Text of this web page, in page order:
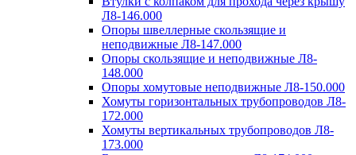
Л8-146.000
Опоры швеллерные скользящие и
неподвижные Л8-147.000
Опоры скользящие и неподвижные Л8-
148.000
Опоры хомутовые неподвижные Л8-150.000
Хомуты горизонтальных трубопроводов Л8-
172.000
Хомуты вертикальных трубопроводов Л8-
173.000